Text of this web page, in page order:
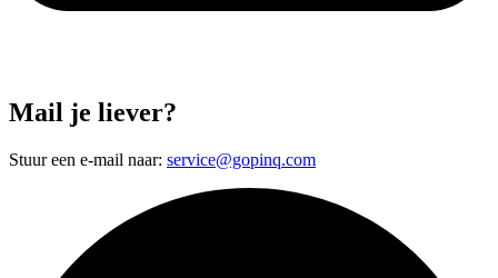
Mail je liever?
Stuur een e-mail naar: service@gopinq.com